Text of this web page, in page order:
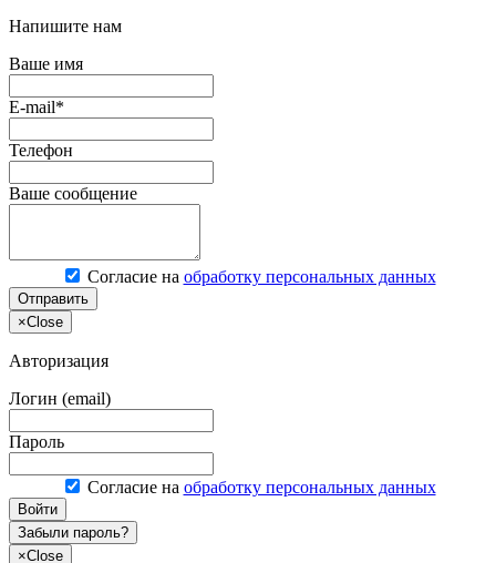
Напишите нам
Ваше имя
E-mail*
Телефон
Ваше сообщение
Согласие на обработку персональных данных
Отправить
×Close
Авторизация
Логин (email)
Пароль
Согласие на обработку персональных данных
Войти
Забыли пароль?
×Close